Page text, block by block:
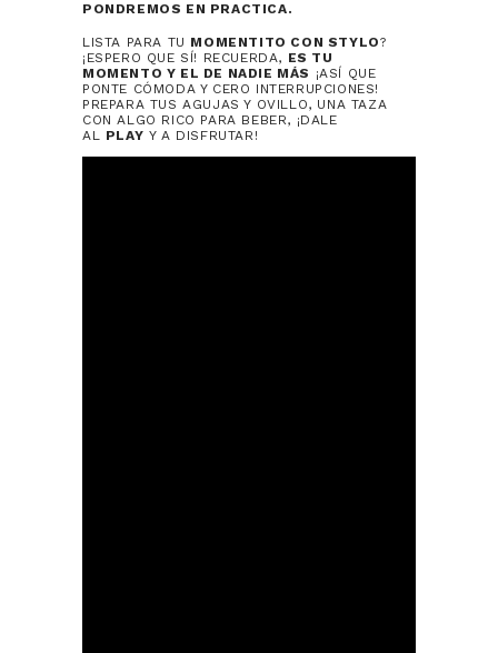
PONDREMOS EN PRACTICA.
LISTA PARA TU MOMENTITO CON STYLO?
¡ESPERO QUE SÍ! RECUERDA, ES TU
MOMENTO Y EL DE NADIE MÁS ¡ASÍ QUE
PONTE CÓMODA Y CERO INTERRUPCIONES!
PREPARA TUS AGUJAS Y OVILLO, UNA TAZA
CON ALGO RICO PARA BEBER, ¡DALE
AL PLAY Y A DISFRUTAR!